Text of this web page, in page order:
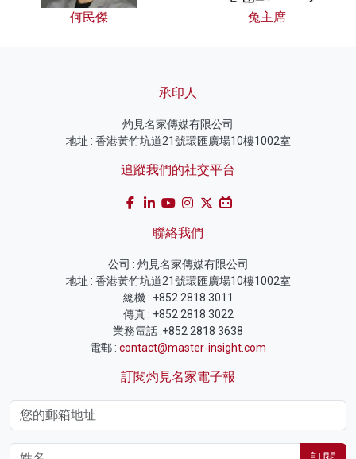
何民傑 兔主席
承印人
灼見名家傳媒有限公司
地址 : 香港黃竹坑道21號環匯廣場10樓1002室
追蹤我們的社交平台
聯絡我們
公司 : 灼見名家傳媒有限公司
地址 : 香港黃竹坑道21號環匯廣場10樓1002室
總機 : +852 2818 3011
傳真 : +852 2818 3022
業務電話 :+852 2818 3638
電郵 : contact@master-insight.com
訂閱灼見名家電子報